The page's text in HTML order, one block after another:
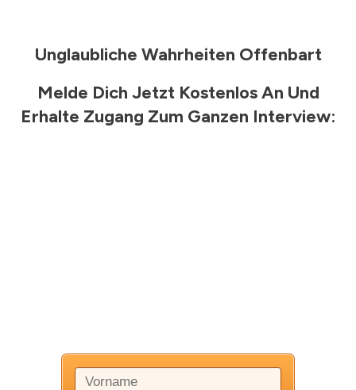
Unglaubliche Wahrheiten Offenbart
Melde Dich Jetzt KostenlosAn Und
Erhalte Zugang Zum Ganzen Interview: